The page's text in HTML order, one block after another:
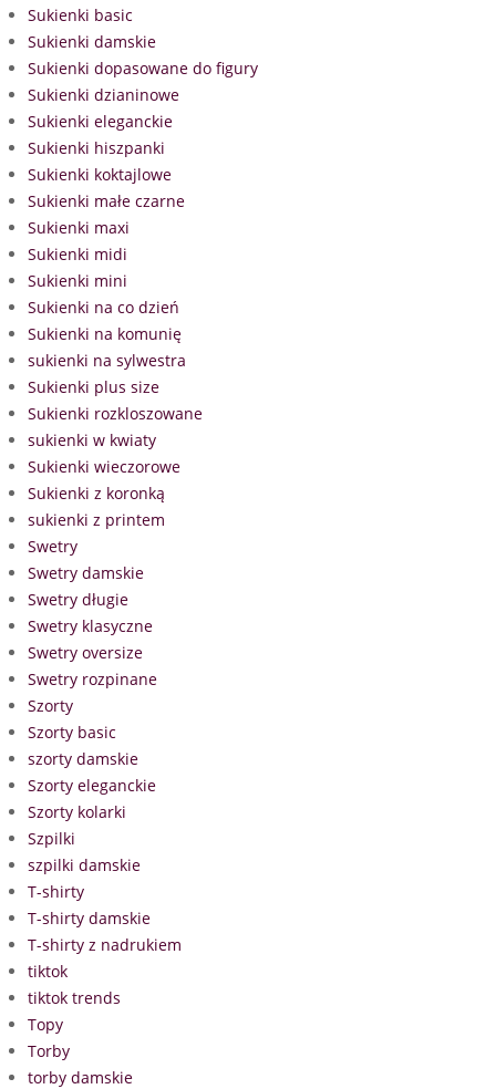
Sukienki basic
Sukienki damskie
Sukienki dopasowane do figury
Sukienki dzianinowe
Sukienki eleganckie
Sukienki hiszpanki
Sukienki koktajlowe
Sukienki małe czarne
Sukienki maxi
Sukienki midi
Sukienki mini
Sukienki na co dzień
Sukienki na komunię
sukienki na sylwestra
Sukienki plus size
Sukienki rozkloszowane
sukienki w kwiaty
Sukienki wieczorowe
Sukienki z koronką
sukienki z printem
Swetry
Swetry damskie
Swetry długie
Swetry klasyczne
Swetry oversize
Swetry rozpinane
Szorty
Szorty basic
szorty damskie
Szorty eleganckie
Szorty kolarki
Szpilki
szpilki damskie
T-shirty
T-shirty damskie
T-shirty z nadrukiem
tiktok
tiktok trends
Topy
Torby
torby damskie